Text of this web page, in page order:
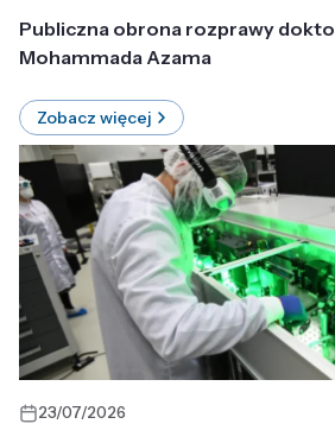
Publiczna obrona rozprawy
Mohammada Azama
Zobacz więcej
23/07/2026